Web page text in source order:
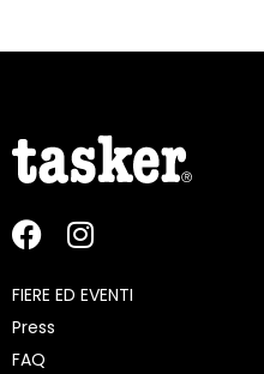
FIERE ED EVENTI
Press
FAQ